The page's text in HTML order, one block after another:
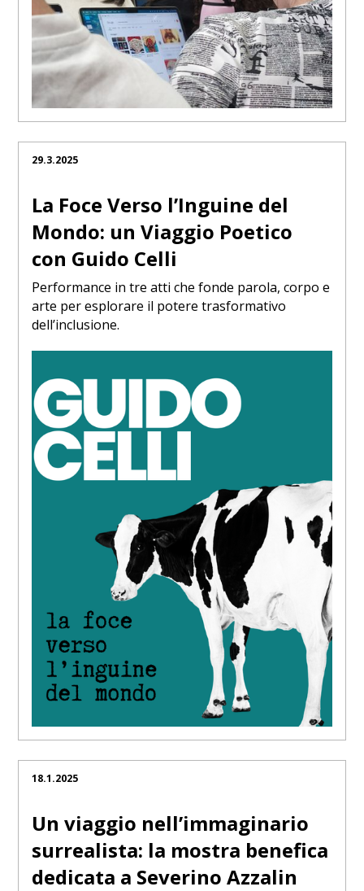
29.3.2025
La Foce Verso l’Inguine del
Mondo: un Viaggio Poetico
con Guido Celli
Performance in tre atti che fonde parola, corpo e
arte per esplorare il potere trasformativo
dell’inclusione.
18.1.2025
Un viaggio nell’immaginario
surrealista: la mostra benefica
dedicata a Severino Azzalin